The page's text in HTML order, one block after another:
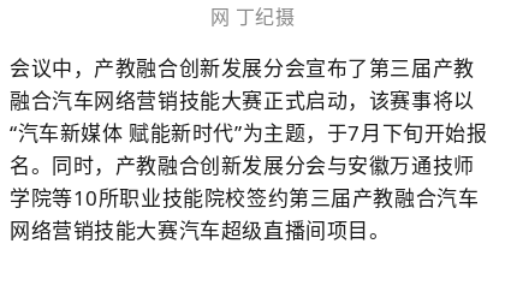
网 丁纪摄
会议中，产教融合创新发展分会宣布了第三届产教
融合汽车网络营销技能大赛正式启动，该赛事将以
“汽车新媒体 赋能新时代”为主题，于7月下旬开始报
名。同时，产教融合创新发展分会与安徽万通技师
学院等10所职业技能院校签约第三届产教融合汽车
网络营销技能大赛汽车超级直播间项目。